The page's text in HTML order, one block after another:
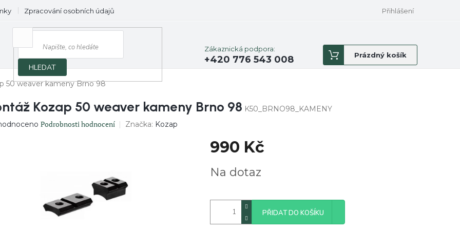
Zpracování osobních údajů Přihlášení
HLEDAT
Zákaznická podpora:
+420 776 543 008
Nákupní
košík
Prázdný košík
50 weaver kameny Brno 98
Kozap 50 weaver kameny Brno 98 K50_BRNO98_KAMENY
Podrobnosti hodnocení Značka: Kozap
990 Kč
cena:
Na dotaz
PŘIDAT DO KOŠÍKU